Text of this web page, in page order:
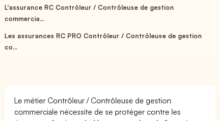
L'assurance RC Contrôleur / Contrôleuse de gestion
commercia...
Les assurances RC PRO Contrôleur / Contrôleuse de gestion
co...
Le métier Contrôleur / Contrôleuse de gestion
commerciale nécessite de se protéger contre les